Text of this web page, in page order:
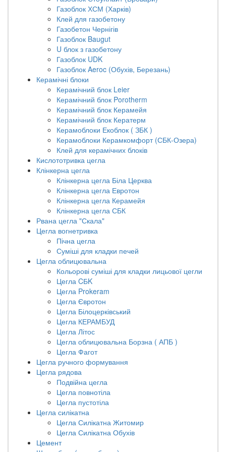
250х100х65
250х120х138
250х120х65
250х120х88
250х124х65
250х124х65х55
250х390х238
0
250х50х60
250х60х65
250х90х65
250х95х60
270х135
300х150х65
345х150х75
М 75-100
0
М-600
М100-М150
М150
М175
М250
0
0
Газоблок ХСМ (Харків)
Клей для газобетону
Газобетон Чернігів
Газоблок Baugut
U блок з газобетону
Газоблок UDK
Газоблок Aeroc (Обухів, Березань)
Керамічні блоки
Керамічний блок Leier
Керамічний блок Porotherm
Керамічний блок Керамейя
Керамічний блок Кератерм
Керамоблоки Екоблок ( ЗБК )
Керамоблоки Керамкомфорт (СБК-Озера)
Клей для керамічних блоків
Кислототривка цегла
Клінкерна цегла
Клінкерна цегла Біла Церква
Клінкерна цегла Евротон
Клінкерна цегла Керамейя
Клінкерна цегла СБК
Рвана цегла "Скала"
Цегла вогнетривка
Пічна цегла
Суміші для кладки печей
Цегла облицювальна
Кольорові суміші для кладки лицьової цегли
Цегла CБK
Цегла Prokeram
Цегла Євротон
Цегла Білоцерківський
Цегла КЕРАМБУД
Цегла Літос
Цегла облицювальна Борзна ( АПБ )
Цегла Фагот
Цегла ручного формування
Цегла рядова
Подвійна цегла
Цегла повнотіла
Цегла пустотіла
Цегла силікатна
Цегла Силікатна Житомир
Цегла Силікатна Обухів
Цемент